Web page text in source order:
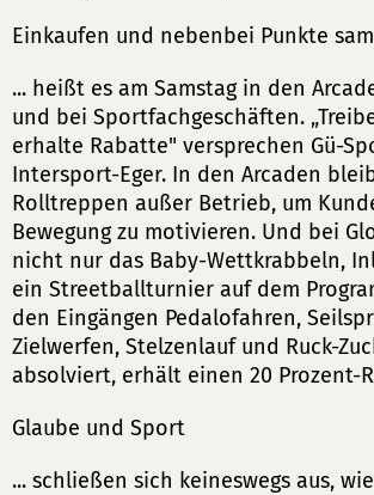
Einkaufen und nebenbei Punkte
... heißt es am Samstag in den
und bei Sportfachgeschäften.
erhalte Rabatte" versprechen Gü-
Intersport-Eger. In den Arcaden
Rolltreppen außer Betrieb, um
Bewegung zu motivieren. Und bei
nicht nur das Baby-Wettkrabbeln,
ein Streetballturnier auf dem
den Eingängen Pedalofahren,
Zielwerfen, Stelzenlauf und Ruck-
absolviert, erhält einen 20 Prozent-
Glaube und Sport
... schließen sich keineswegs aus,